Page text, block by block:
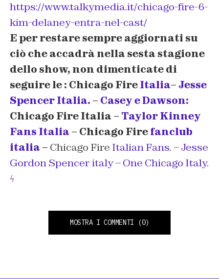
https://www.talkymedia.it/chicago-fire-6-
kim-delaney-entra-nel-cast/
E per restare sempre aggiornati su
ciò che accadrà nella sesta stagione
dello show, non dimenticate di
seguire le : Chicago FireItalia– Jesse
Spencer Italia. – Casey e Dawson:
Chicago Fire Italia – Taylor Kinney
Fans Italia – Chicago Firefanclub
italia – Chicago Fire Italian Fans.–Jesse
Gordon Spencer italy–One Chicago Italy.
ϟ
MOSTRA I COMMENTI (0)